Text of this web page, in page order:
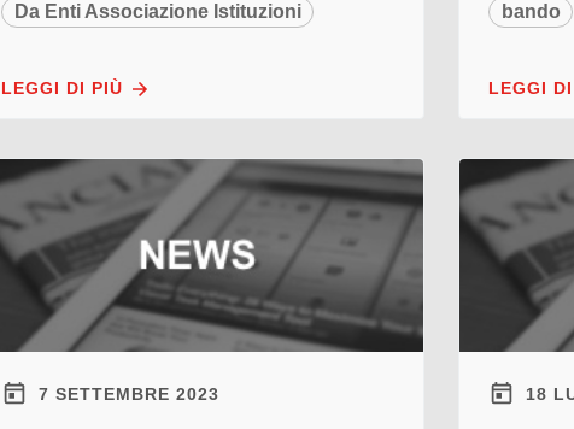
Da Enti Associazione Istituzioni
LEGGI DI PIÙ
bando
LEGGI
7 SETTEMBRE 2023 18